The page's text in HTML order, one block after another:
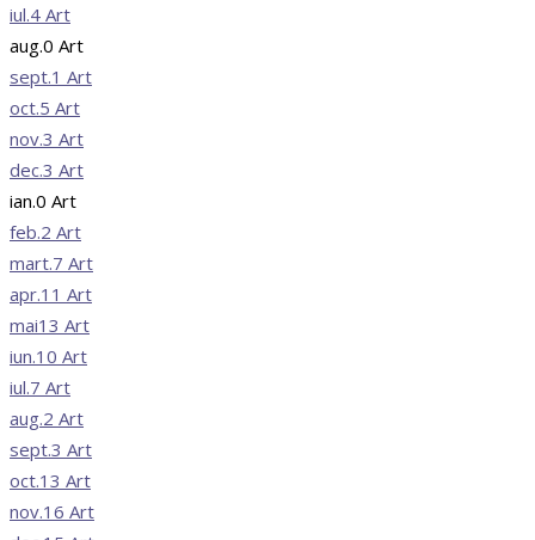
iul.4 Art
aug.0 Art
sept.1 Art
oct.5 Art
nov.3 Art
dec.3 Art
ian.0 Art
feb.2 Art
mart.7 Art
apr.11 Art
mai13 Art
iun.10 Art
iul.7 Art
aug.2 Art
sept.3 Art
oct.13 Art
nov.16 Art